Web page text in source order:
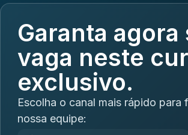
Garanta agora
vaga neste
exclusivo.
Escolha o canal mais rápido para
nossa equipe: